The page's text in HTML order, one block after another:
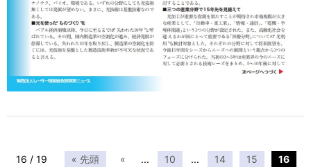
16 / 19 « 先頭 « ... 10 ... 14 15
16